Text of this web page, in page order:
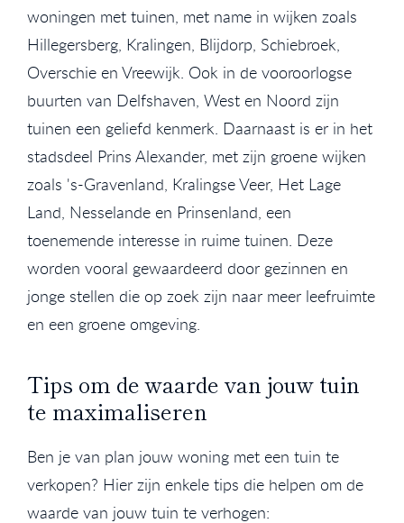
woningen met tuinen, met name in wijken zoals
Hillegersberg, Kralingen, Blijdorp, Schiebroek,
Overschie en Vreewijk. Ook in de vooroorlogse
buurten van Delfshaven, West en Noord zijn
tuinen een geliefd kenmerk. Daarnaast is er in het
stadsdeel Prins Alexander, met zijn groene wijken
zoals 's-Gravenland, Kralingse Veer, Het Lage
Land, Nesselande en Prinsenland, een
toenemende interesse in ruime tuinen. Deze
worden vooral gewaardeerd door gezinnen en
jonge stellen die op zoek zijn naar meer leefruimte
en een groene omgeving.
Tips om de waarde van jouw tuin
te maximaliseren
Ben je van plan jouw woning met een tuin te
verkopen? Hier zijn enkele tips die helpen om de
waarde van jouw tuin te verhogen: